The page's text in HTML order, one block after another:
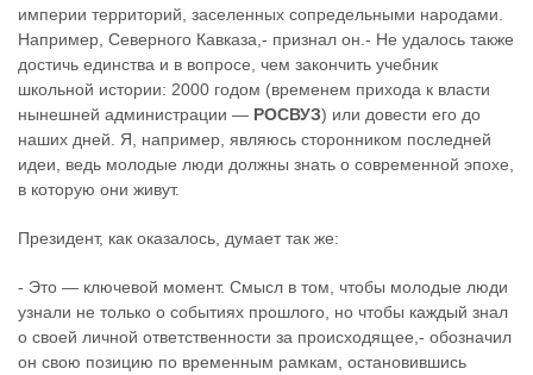
империи территорий, заселенных сопредельными народами.
Например, Северного Кавказа,- признал он.- Не удалось также
достичь единства и в вопросе, чем закончить учебник
школьной истории: 2000 годом (временем прихода к власти
нынешней администрации — РОСВУЗ) или довести его до
наших дней. Я, например, являюсь сторонником последней
идеи, ведь молодые люди должны знать о современной эпохе,
в которую они живут.
Президент, как оказалось, думает так же:
- Это — ключевой момент. Смысл в том, чтобы молодые люди
узнали не только о событиях прошлого, но чтобы каждый знал
о своей личной ответственности за происходящее,- обозначил
он свою позицию по временным рамкам, остановившись